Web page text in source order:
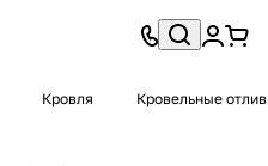
Кровля Кровельные